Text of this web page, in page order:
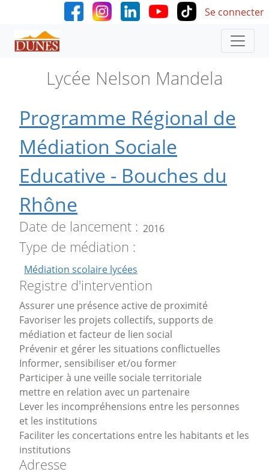
Aller au contenu principal User
Se connecter
Lycée Nelson Mandela
Programme Régional de
Médiation Sociale
Educative - Bouches du
Rhône
Date de lancement 2016
Type de médiation
Médiation scolaire lycées
Registre d'intervention
Assurer une présence active de proximité
Favoriser les projets collectifs, supports de
médiation et facteur de lien social
Prévenir et gérer les situations conflictuelles
Informer, sensibiliser et/ou former
Participer à une veille sociale territoriale
mettre en relation avec un partenaire
Lever les incompréhensions entre les personnes
et les institutions
Faciliter les concertations entre les habitants et les
institutions
Adresse